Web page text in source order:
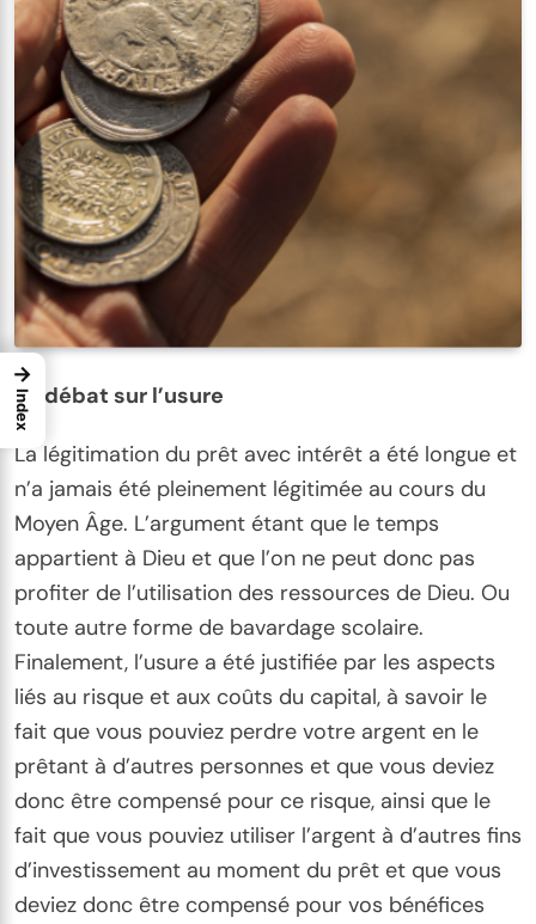
Le débat sur l’usure
La légitimation du prêt avec intérêt a été longue et
n’a jamais été pleinement légitimée au cours du
Moyen Âge. L’argument étant que le temps
appartient à Dieu et que l’on ne peut donc pas
profiter de l’utilisation des ressources de Dieu. Ou
toute autre forme de bavardage scolaire.
Finalement, l’usure a été justifiée par les aspects
liés au risque et aux coûts du capital, à savoir le
fait que vous pouviez perdre votre argent en le
prêtant à d’autres personnes et que vous deviez
donc être compensé pour ce risque, ainsi que le
fait que vous pouviez utiliser l’argent à d’autres fins
d’investissement au moment du prêt et que vous
deviez donc être compensé pour vos bénéfices
→
Index